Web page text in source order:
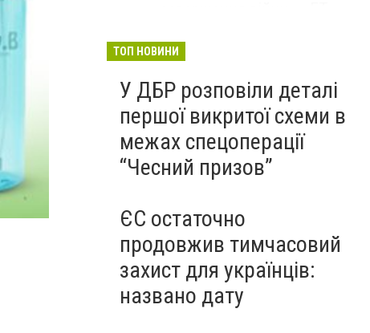
ТОП НОВИНИ
У ДБР розповіли деталі
першої викритої схеми в
межах спецоперації
“Чесний призов”
ЄС остаточно
продовжив тимчасовий
захист для українців:
названо дату